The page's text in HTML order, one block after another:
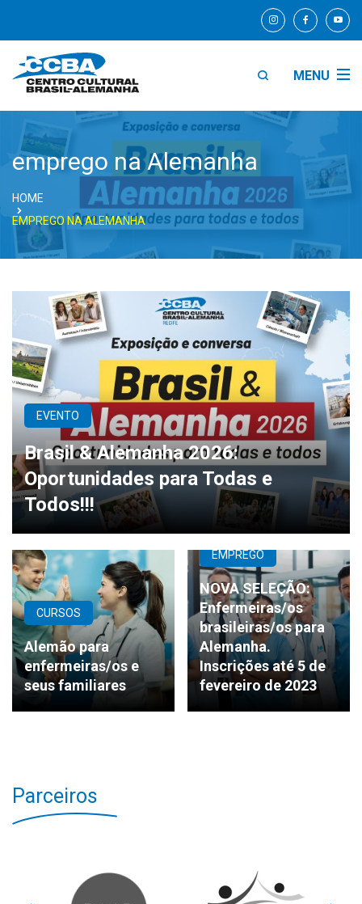
MENU
emprego na Alemanha
HOME
EMPREGO NA ALEMANHA
EVENTO
Brasil & Alemanha 2026:
Oportunidades para Todas e
Todos!!!
CURSOS
Alemão para
enfermeiras/os e
seus familiares
EMPREGO
NOVA SELEÇÃO:
Enfermeiras/os
brasileiras/os para
Alemanha.
Inscrições até 5 de
fevereiro de 2023
Parceiros